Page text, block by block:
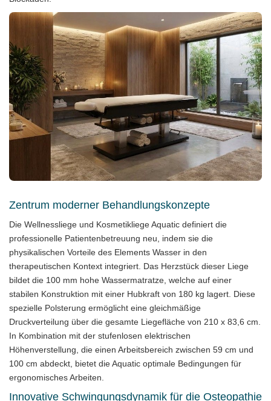
Zentrum moderner Behandlungskonzepte
Die Wellnessliege und Kosmetikliege Aquatic definiert die
professionelle Patientenbetreuung neu, indem sie die
physikalischen Vorteile des Elements Wasser in den
therapeutischen Kontext integriert. Das Herzstück dieser Liege
bildet die 100 mm hohe Wassermatratze, welche auf einer
stabilen Konstruktion mit einer Hubkraft von 180 kg lagert. Diese
spezielle Polsterung ermöglicht eine gleichmäßige
Druckverteilung über die gesamte Liegefläche von 210 x 83,6 cm.
In Kombination mit der stufenlosen elektrischen
Höhenverstellung, die einen Arbeitsbereich zwischen 59 cm und
100 cm abdeckt, bietet die Aquatic optimale Bedingungen für
ergonomisches Arbeiten.
Innovative Schwingungsdynamik für die Osteopathie